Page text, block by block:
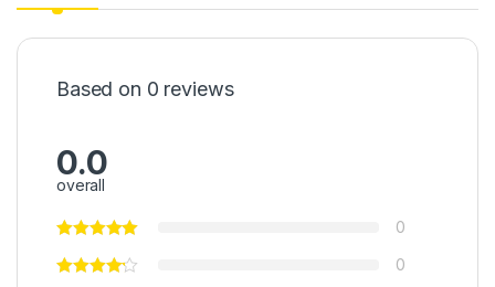
Based on 0 reviews
0.0
overall
0
0